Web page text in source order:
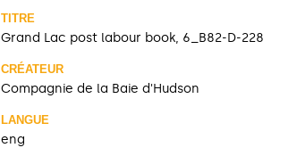
TITRE
Grand Lac post labour book, 6_B82-D-228
CRÉATEUR
Compagnie de la Baie d'Hudson
LANGUE
eng